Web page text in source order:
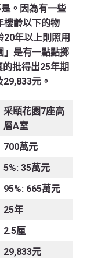
。因為有一些
樓齡以下的物
年以上則照用
」是有一點點擲
批得出25年期
元。
采頤花園7座高
層A室
700萬元
5%: 35萬元
95%: 665萬元
25年
2.5厘
29,833元